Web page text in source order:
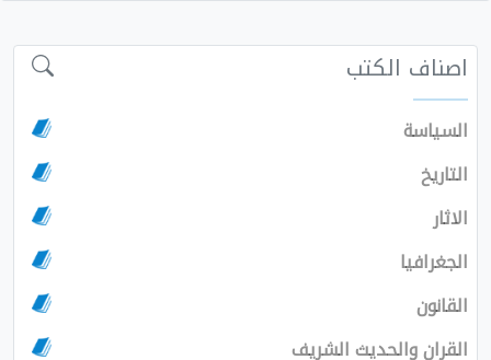
اصناف الكتب
السياسة
التاريخ
الاثار
الجغرافيا
القانون
القران والحديث الشريف